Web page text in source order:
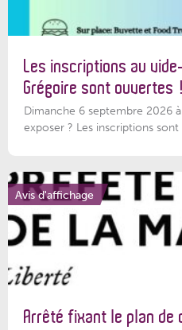
Les inscriptions au
Grégoire sont ouvertes !
Dimanche 6 septembre 2026
exposer ? Les inscriptions
Avis d'affichage
Arrêté fixant le plan de